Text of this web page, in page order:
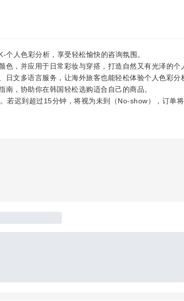
人色彩分析，享受轻松愉快的咨询氛围。
色，并应用于日常彩妆与穿搭，打造自然又有光泽的个
日文多语言服务，让海外旅客也能轻松体验个人色彩分
南，协助你在韩国轻松选购适合自己的商品。
若迟到超过15分钟，将视为未到（No-show），订单